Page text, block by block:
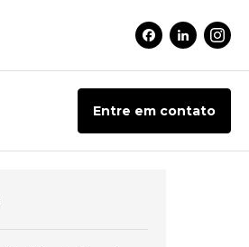
Facebook
Linkedin
Entre em contato